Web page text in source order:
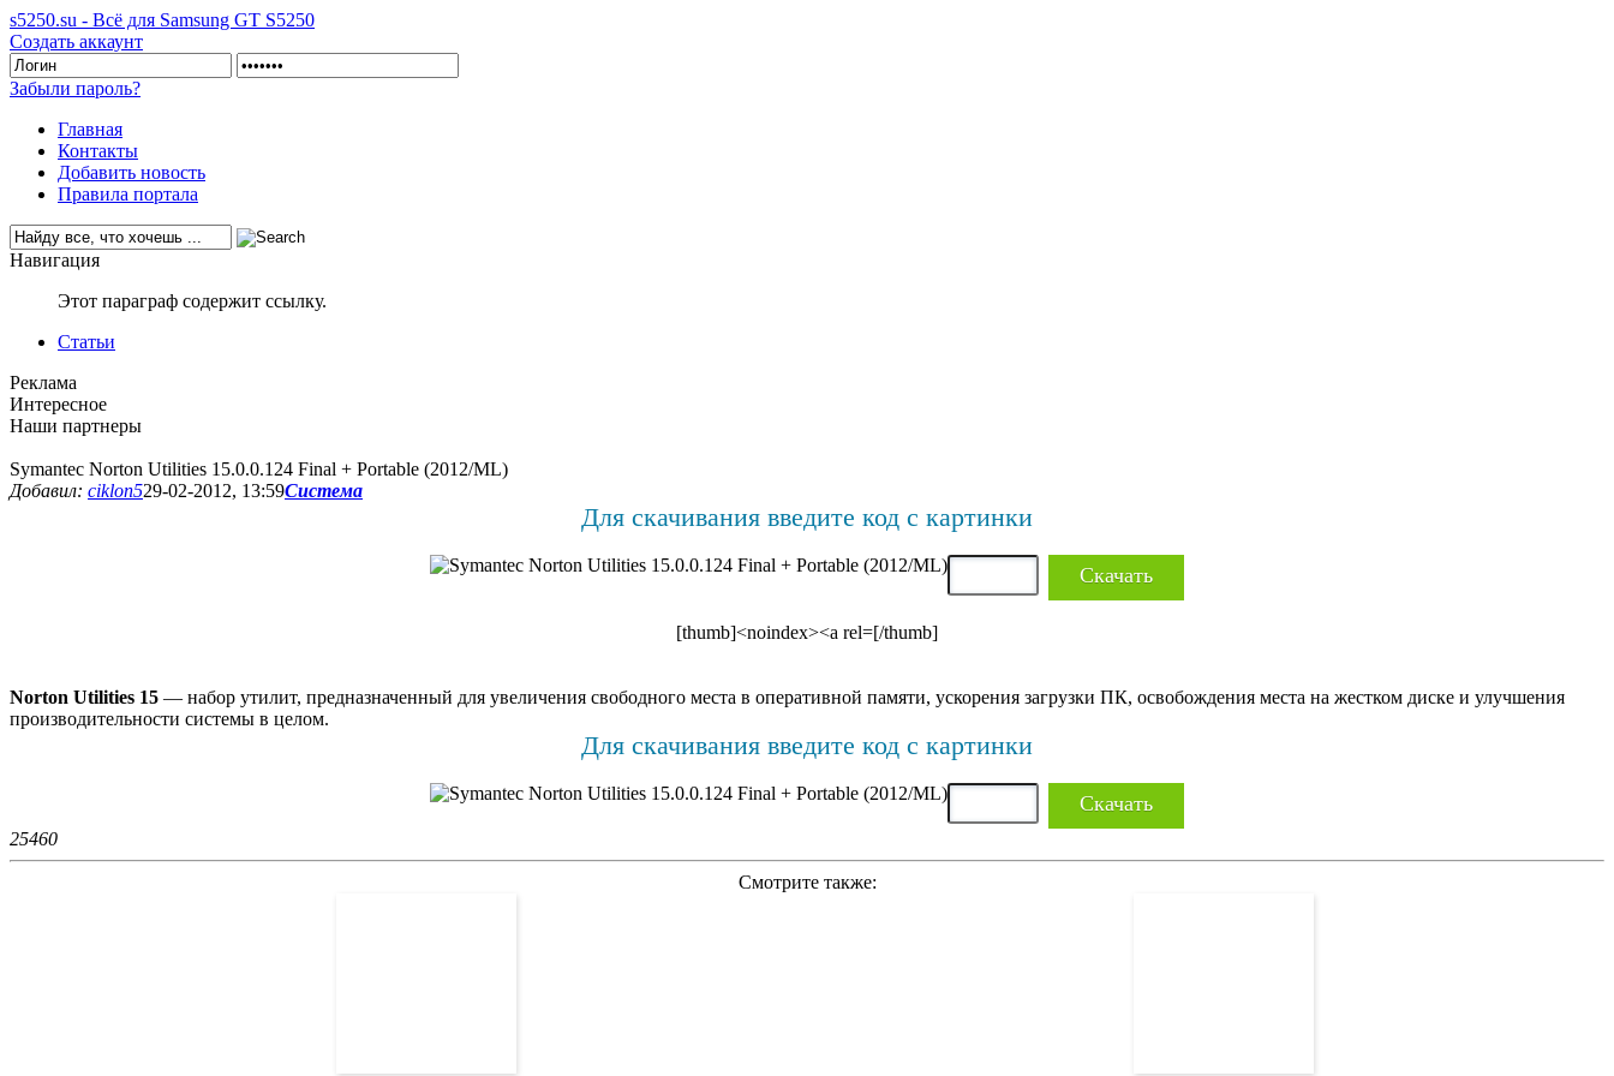
s5250.su - Всё для Samsung GT S5250
Создать аккаунт
Забыли пароль?
Главная
Контакты
Добавить новость
Правила портала
Навигация
Этот параграф содержит ссылку.
Статьи
Реклама
Интересное
Наши партнеры
Symantec Norton Utilities 15.0.0.124 Final + Portable (2012/ML)
Добавил: ciklon529-02-2012, 13:59Система
Для скачивания введите код с картинки
Скачать
[thumb]<noindex><a rel=[/thumb]
Norton Utilities 15 — набор утилит, предназначенный для увеличения свободного места в оперативной памяти, ускорения загрузки ПК, освобождения места на жестком диске и улучшения
производительности системы в целом.
Для скачивания введите код с картинки
Скачать
25460
Смотрите также: